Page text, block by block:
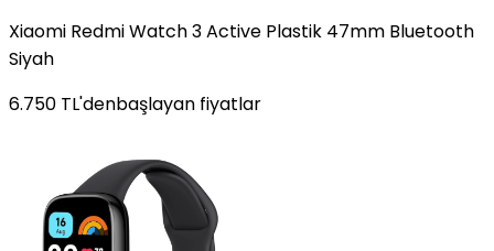
Xiaomi Redmi Watch 3 Active Plastik 47mm Bluetooth
Siyah
6.750 TL'denbaşlayan fiyatlar